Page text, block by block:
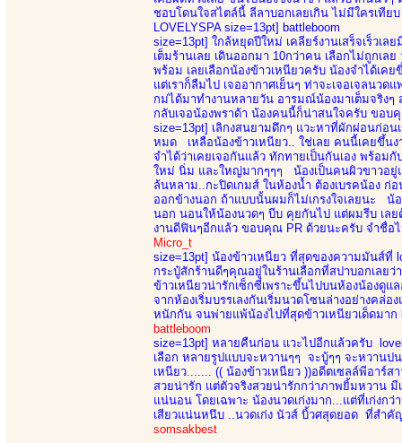
ชอบโดนใจสไตล์นี้ ลีลาบอกเลยเกิน ไม่มีใครเที
LOVELYSPA size=13pt] battleboom
size=13pt] ใกล้หยุดปีใหม่ เคลียร์งานเสร็จเร็วเล
เต็มร้านเลย เดินออกมา 10กว่าคน เลือกไม่ถูกเล
พร้อม เลยเลือกน้องข้าวเหนียวครับ น้องจำได้เ
แต่เราก็ลืมไป เจออากาศเย็นๆ ท่าจะเจอเจลนว
กม่ได้มาทำงานหลายวัน อารมณ์น้องมาเต็มจริง
กลับเจอน้องพราด้า น้องคนนี้ก็น่าสนใจครับ ขอ
size=13pt] เลิกงสนยามดึกๆ แวะหาที่ผักผ่อนก่อน
หมด เหลือน้องข้าวเหนียว.. ใช่เลย คนนี้เคยขึ้น
จำได้ว่าเคยเจอกันแล้ว ทักทายเป็นกันเอง พร้อ
ใหม่ นิ่ม และใหญ่มากๆๆๆ น้องเป็นคนผิวขาวอยู่
ล้นหลาม..กะปิดเกมส์ ในห้องน้ำ ต้องเบรคน้อง ก่
ออกข้างนอก ถ้าแบบนั้นผมก็ไม่เกรงใจเลยนะ น้
นอก นอนให้น้องนวดๆ บีบ คุยกันไป แต่ผมรีบ เล
งานดีฟินๆอีกแล้ว ขอบคุณ PR ด้วยนะครับ จำชื่อ
Micro_t
size=13pt] น้องข้าวเหนียว ที่สุดของความมันส์ที่
กระปู๋สักร้านดีๆคุณอยู่ในร้านเลือกที่สปาบอกเลยว่
ข้าวเหนียวน่ารักเซ็กซี่เพราะขึ้นไปบนห้องน้องดู
จากห้องเริ่มบรรเลงกันเริ่มนวดโซนล่างอย่างคล่
หนักกัน จนพ่ายแพ้น้องไปที่สุดข้าวเหนียวเด็ดมาก
battleboom
size=13pt] หลายคืนก่อน แวะไปอีกแล้วครับ
เลือก หลายรูปแบบจะหวานๆๆ จะบู้ๆๆ จะหวาน
เหนียว....... (( น้องข้าวเหนียว ))อดีตเซลล์พีอาร์ส
สวยน่ารัก แต่ตัวจริงสวยน่ารักกว่าภาพยิ้มหวาน มี
แน่นอน โดยเฉพาะ น้องนวดเก่งมาก...แต่ที่เก่งก
เสียวแน่นหนึบ ..นวดเก่ง นัวส์ บิ้วศสุดยอด ที่สำคั
somsakbest